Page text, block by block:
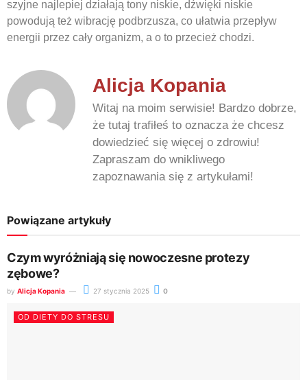
szyjne najlepiej działają tony niskie, dźwięki niskie
powodują też wibrację podbrzusza, co ułatwia przepływ
energii przez cały organizm, a o to przecież chodzi.
Alicja Kopania
Witaj na moim serwisie! Bardzo dobrze,
że tutaj trafiłeś to oznacza że chcesz
dowiedzieć się więcej o zdrowiu!
Zapraszam do wnikliwego
zapoznawania się z artykułami!
Powiązane artykuły
Czym wyróżniają się nowoczesne protezy
zębowe?
by Alicja Kopania 27 stycznia 2025 0
OD DIETY DO STRESU